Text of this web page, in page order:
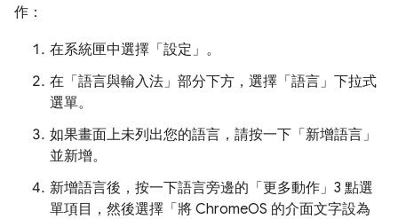
作：
在系統匣中選擇「設定」 。
在「語言與輸入法」 部分下方，選擇「語言」 下拉式
選單。
如果畫面上未列出您的語言，請按一下「新增語言」
並新增。
新增語言後，按一下語言旁邊的「更多動作」 3 點選
單項目，然後選擇「將 ChromeOS 的介面文字設為